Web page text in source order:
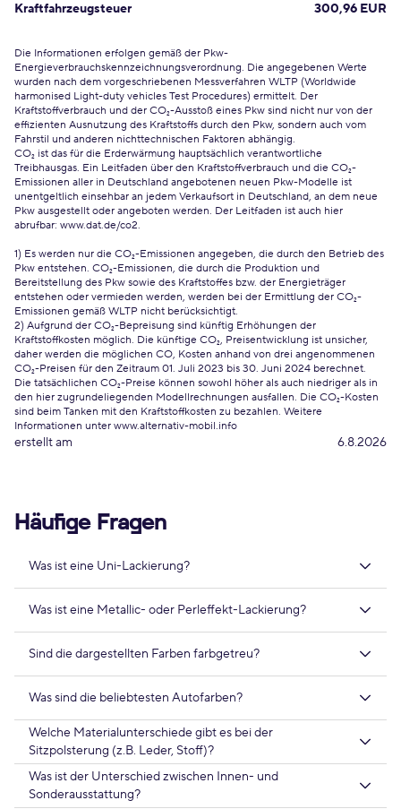
Kraftfahrzeugsteuer 300,96 EUR
Die Informationen erfolgen gemäß der Pkw-
Energieverbrauchskennzeichnungsverordnung. Die angegebenen Werte
wurden nach dem vorgeschriebenen Messverfahren WLTP (Worldwide
harmonised Light-duty vehicles Test Procedures) ermittelt. Der
Kraftstoffverbrauch und der CO₂-Ausstoß eines Pkw sind nicht nur von der
effizienten Ausnutzung des Kraftstoffs durch den Pkw, sondern auch vom
Fahrstil und anderen nichttechnischen Faktoren abhängig.
CO₂ ist das für die Erderwärmung hauptsächlich verantwortliche
Treibhausgas. Ein Leitfaden über den Kraftstoffverbrauch und die CO₂-
Emissionen aller in Deutschland angebotenen neuen Pkw-Modelle ist
unentgeltlich einsehbar an jedem Verkaufsort in Deutschland, an dem neue
Pkw ausgestellt oder angeboten werden. Der Leitfaden ist auch hier
abrufbar: www.dat.de/co2.
1) Es werden nur die CO₂-Emissionen angegeben, die durch den Betrieb des
Pkw entstehen. CO₂-Emissionen, die durch die Produktion und
Bereitstellung des Pkw sowie des Kraftstoffes bzw. der Energieträger
entstehen oder vermieden werden, werden bei der Ermittlung der CO₂-
Emissionen gemäß WLTP nicht berücksichtigt.
2) Aufgrund der CO₂-Bepreisung sind künftig Erhöhungen der
Kraftstoffkosten möglich. Die künftige CO₂, Preisentwicklung ist unsicher,
daher werden die möglichen CO, Kosten anhand von drei angenommenen
CO₂-Preisen für den Zeitraum 01. Juli 2023 bis 30. Juni 2024 berechnet.
Die tatsächlichen CO₂-Preise können sowohl höher als auch niedriger als in
den hier zugrundeliegenden Modellrechnungen ausfallen. Die CO₂-Kosten
sind beim Tanken mit den Kraftstoffkosten zu bezahlen. Weitere
Informationen unter www.alternativ-mobil.info
erstellt am 6.8.2026
Häufige Fragen
Was ist eine Uni-Lackierung?
Was ist eine Metallic- oder Perleffekt-Lackierung?
Sind die dargestellten Farben farbgetreu?
Was sind die beliebtesten Autofarben?
Welche Materialunterschiede gibt es bei der
Sitzpolsterung (z.B. Leder, Stoff)?
Was ist der Unterschied zwischen Innen- und
Sonderausstattung?